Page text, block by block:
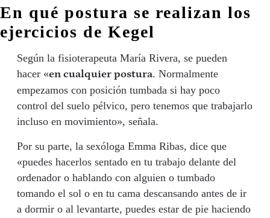
En qué postura se realizan los
ejercicios de Kegel
Según la fisioterapeuta María Rivera, se pueden
hacer «en cualquier postura. Normalmente
empezamos con posición tumbada si hay poco
control del suelo pélvico, pero tenemos que trabajarlo
incluso en movimiento», señala.
Por su parte, la sexóloga Emma Ribas, dice que
«puedes hacerlos sentado en tu trabajo delante del
ordenador o hablando con alguien o tumbado
tomando el sol o en tu cama descansando antes de ir
a dormir o al levantarte, puedes estar de pie haciendo